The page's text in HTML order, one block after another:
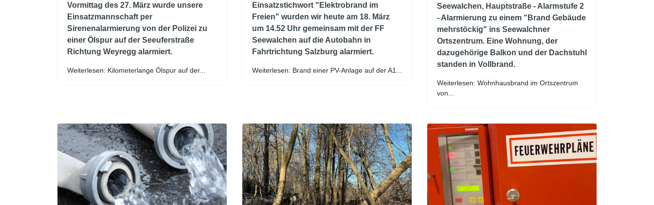
Vormittag des 27. März wurde unsere
Einsatzmannschaft per
Sirenenalarmierung von der Polizei zu
einer Ölspur auf der Seeuferstraße
Richtung Weyregg alarmiert.
Weiterlesen: Kilometerlange Ölspur auf der...
Einsatzstichwort "Elektrobrand im
Freien" wurden wir heute am 18. März
um 14.52 Uhr gemeinsam mit der FF
Seewalchen auf die Autobahn in
Fahrtrichtung Salzburg alarmiert.
Weiterlesen: Brand einer PV-Anlage auf der A1...
Seewalchen, Hauptstraße - Alarmstufe 2
- Alarmierung zu einem "Brand Gebäude
mehrstöckig" ins Seewalchner
Ortszentrum. Eine Wohnung, der
dazugehörige Balkon und der Dachstuhl
standen in Vollbrand.
Weiterlesen: Wohnhausbrand im Ortszentrum
von...